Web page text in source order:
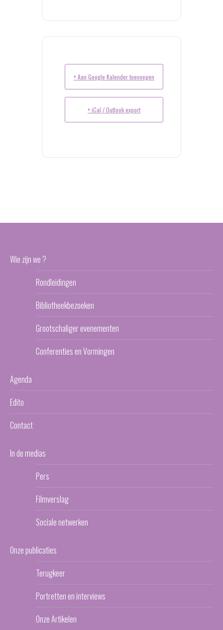
+ Aan Google Kalender toevoegen
+ iCal / Outlook export
Wie zijn we ?
Rondleidingen
Bibliotheekbezoeken
Grootschaliger evenementen
Conferenties en Vormingen
Agenda
Edito
Contact
In de medias
Pers
Filmverslag
Sociale netwerken
Onze publicaties
Terugkeer
Portretten en interviews
Onze Artikelen